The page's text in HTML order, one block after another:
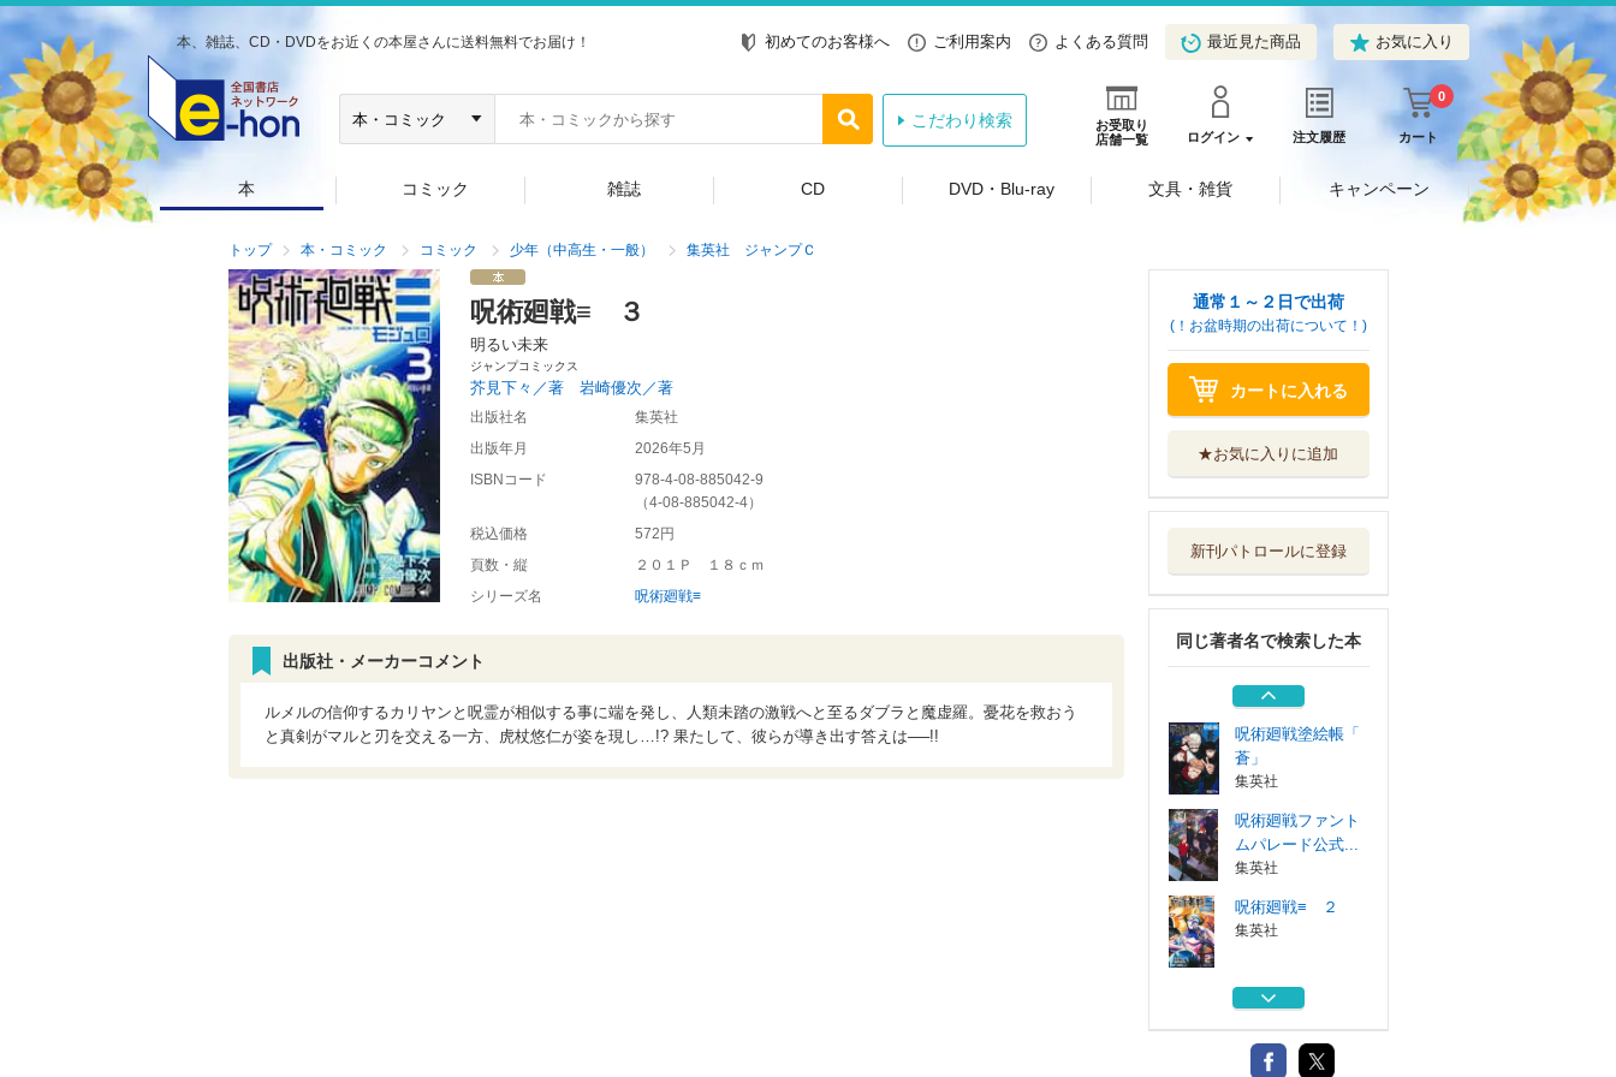
本、雑誌、CD・DVDをお近くの本屋さんに送料無料でお届け！ 初めてのお客様へ ご利用案内 よくある質問 最近見た商品 お気に入り
お受取り
店舗一覧
ログイン 注文履歴 カート
0
こだわり検索
本 コミック 雑誌 CD DVD・Blu-ray 文具・雑貨 キャンペーン
トップ 本・コミック コミック 少年（中高生・一般） 集英社 ジャンプＣ
呪術廻戦≡ ３
明るい未来
ジャンプコミックス
芥見下々／著 岩崎優次／著
出版社名
集英社
出版年月
2026年5月
ISBNコード
978-4-08-885042-9
（4-08-885042-4）
税込価格
572円
頁数・縦
２０１Ｐ １８ｃｍ
シリーズ名
呪術廻戦≡
出版社・メーカーコメント
ルメルの信仰するカリヤンと呪霊が相似する事に端を発し、人類未踏の激戦へと至るダブラと魔虚羅。憂花を救おう
と真剣がマルと刃を交える一方、虎杖悠仁が姿を現し…!? 果たして、彼らが導き出す答えは──!!
通常１～２日で出荷
(！お盆時期の出荷について！)
カートに入れる
★お気に入りに追加
新刊パトロールに登録
同じ著者名で検索した本
呪術廻戦≡ ２
集英社
呪術廻戦≡ １
呪術廻戦 ２９
集英社
呪術廻戦塗絵帳「
蒼」
集英社
呪術廻戦ファント
ムパレード公式...
集英社
呪術廻戦≡ ２
集英社
呪術廻戦≡ １